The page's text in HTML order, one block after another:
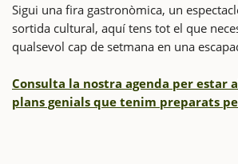
Sigui una fira gastronòmica, un
sortida cultural, aquí tens tot el que
qualsevol cap de setmana en una
Consulta la nostra agenda per estar
plans genials que tenim preparats